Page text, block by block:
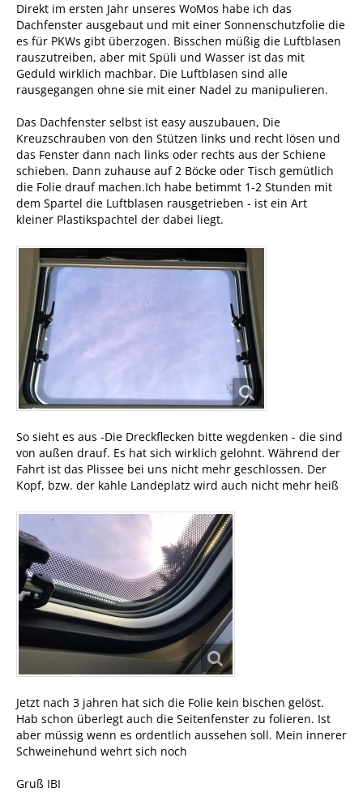
Direkt im ersten Jahr unseres WoMos habe ich das
Dachfenster ausgebaut und mit einer Sonnenschutzfolie die
es für PKWs gibt überzogen. Bisschen müßig die Luftblasen
rauszutreiben, aber mit Spüli und Wasser ist das mit
Geduld wirklich machbar. Die Luftblasen sind alle
rausgegangen ohne sie mit einer Nadel zu manipulieren.
Das Dachfenster selbst ist easy auszubauen, Die
Kreuzschrauben von den Stützen links und recht lösen und
das Fenster dann nach links oder rechts aus der Schiene
schieben. Dann zuhause auf 2 Böcke oder Tisch gemütlich
die Folie drauf machen.Ich habe betimmt 1-2 Stunden mit
dem Spartel die Luftblasen rausgetrieben - ist ein Art
kleiner Plastikspachtel der dabei liegt.
So sieht es aus -Die Dreckflecken bitte wegdenken - die sind
von außen drauf. Es hat sich wirklich gelohnt. Während der
Fahrt ist das Plissee bei uns nicht mehr geschlossen. Der
Kopf, bzw. der kahle Landeplatz wird auch nicht mehr heiß
Jetzt nach 3 jahren hat sich die Folie kein bischen gelöst.
Hab schon überlegt auch die Seitenfenster zu folieren. Ist
aber müssig wenn es ordentlich aussehen soll. Mein innerer
Schweinehund wehrt sich noch
Gruß IBI